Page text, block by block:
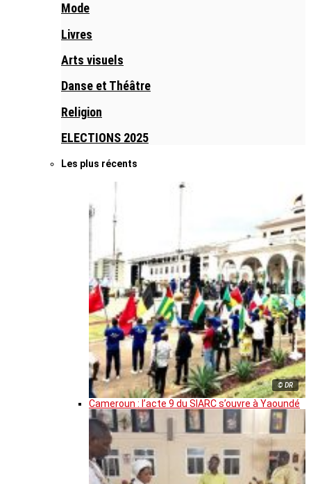
Mode
Livres
Arts visuels
Danse et Théâtre
Religion
ELECTIONS 2025
Les plus récents
© DR
Cameroun : l’acte 9 du SIARC s’ouvre à Yaoundé